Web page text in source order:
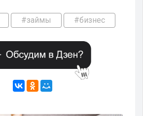
#займы #бизнес